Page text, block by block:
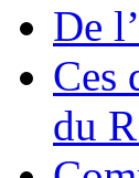
De
Ces
du